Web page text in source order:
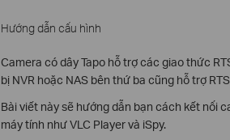
Hướng dẫn cấu hình
Camera có dây Tapo hỗ trợ các giao thức
bị NVR hoặc NAS bên thứ ba cũng hỗ trợ
Bài viết này sẽ hướng dẫn bạn cách kết nối
máy tính như VLC Player và iSpy.